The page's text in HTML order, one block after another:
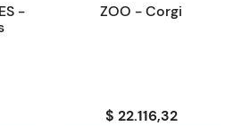
-
ZOO - Corgi
$ 22.116,32